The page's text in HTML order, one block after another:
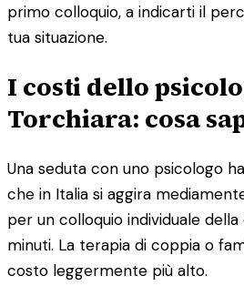
primo colloquio, a indicarti il
tua situazione.
I costi dello
Torchiara: cosa
Una seduta con uno psicologo
che in Italia si aggira
per un colloquio individuale
minuti. La terapia di coppia o
costo leggermente più alto.